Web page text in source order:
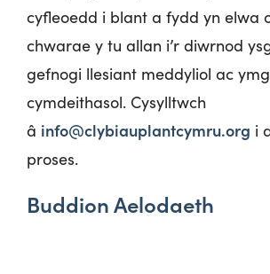
cyfleoedd i blant a fydd yn elwa
chwarae y tu allan i’r diwrnod
gefnogi llesiant meddyliol ac
cymdeithasol. Cysylltwch
â info@clybiauplantcymru.org i
proses.
Buddion Aelodaeth